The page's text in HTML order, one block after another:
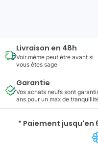
Livraison en 48h
Voir même peut être avant si
vous êtes sage
Garantie
Vos achats neufs sont
ans pour un max de
* Paiement jusqu'en